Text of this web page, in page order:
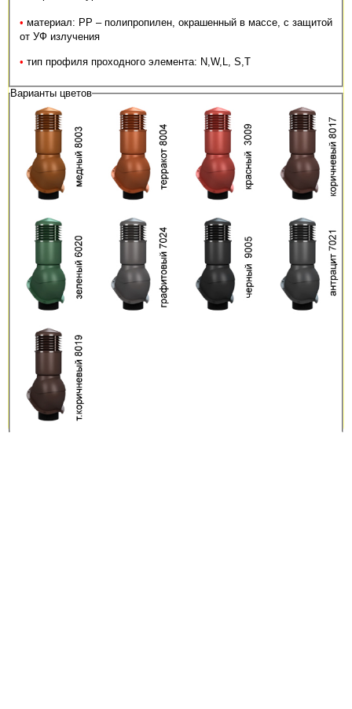
• материал: PP – полипропилен, окрашенный в массе, с защитой
от УФ излучения
• тип профиля проходного элемента: N,W,L, S,T
Варианты цветов